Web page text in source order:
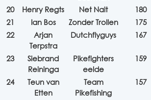
20 Henry Regts Net Nait 180
21
Ian Bos Zonder Trollen 175
22
Arjan
Terpstra
Dutchflyguys 167
23
Siebrand
Reininga
Pikefighters
eelde
159
24
Teun van
Etten
Team
Pikefishing
157